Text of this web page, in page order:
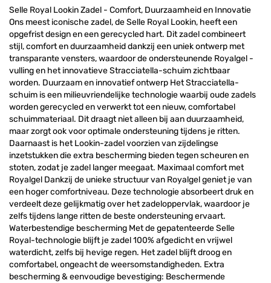
Selle Royal Lookin Zadel - Comfort, Duurzaamheid en Innovatie
Ons meest iconische zadel, de Selle Royal Lookin, heeft een
opgefrist design en een gerecycled hart. Dit zadel combineert
stijl, comfort en duurzaamheid dankzij een uniek ontwerp met
transparante vensters, waardoor de ondersteunende Royalgel -
vulling en het innovatieve Stracciatella-schuim zichtbaar
worden. Duurzaam en innovatief ontwerp Het Stracciatella-
schuim is een milieuvriendelijke technologie waarbij oude zadels
worden gerecycled en verwerkt tot een nieuw, comfortabel
schuimmateriaal. Dit draagt niet alleen bij aan duurzaamheid,
maar zorgt ook voor optimale ondersteuning tijdens je ritten.
Daarnaast is het Lookin-zadel voorzien van zijdelingse
inzetstukken die extra bescherming bieden tegen scheuren en
stoten, zodat je zadel langer meegaat. Maximaal comfort met
Royalgel Dankzij de unieke structuur van Royalgel geniet je van
een hoger comfortniveau. Deze technologie absorbeert druk en
verdeelt deze gelijkmatig over het zadeloppervlak, waardoor je
zelfs tijdens lange ritten de beste ondersteuning ervaart.
Waterbestendige bescherming Met de gepatenteerde Selle
Royal-technologie blijft je zadel 100% afgedicht en vrijwel
waterdicht, zelfs bij hevige regen. Het zadel blijft droog en
comfortabel, ongeacht de weersomstandigheden. Extra
bescherming & eenvoudige bevestiging: Beschermende